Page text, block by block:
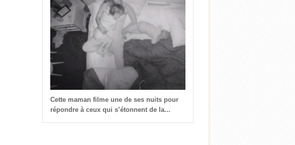
Cette maman filme une de ses nuits pour
répondre à ceux qui s’étonnent de la...